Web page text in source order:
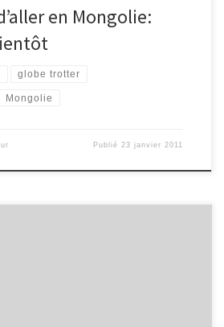
en Mongolie:
globe trotter
Mongolie
Publié23 janvier 2011